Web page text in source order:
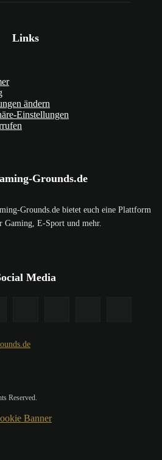
Links
ändern
Einstellungen
Grounds.de
Grounds.de bietet euch eine Plattform
E-Sport und mehr.
Media
Reserved.
Banner